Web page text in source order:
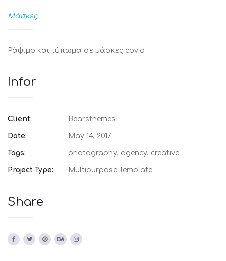
Μάσκες
Ράψιμο και τύπωμα σε μάσκες covid
Infor
Client: Bearsthemes
Date: May 14, 2017
Tags: photography, agency, creative
Project Type: Multipurpose Template
Share